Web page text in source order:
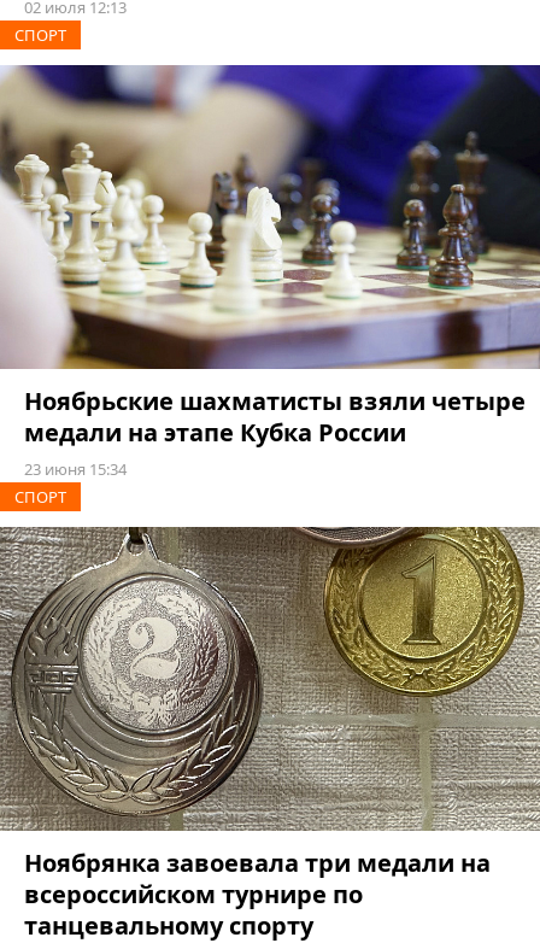
02 июля 12:13
СПОРТ
Ноябрьские шахматисты взяли четыре
медали на этапе Кубка России
23 июня 15:34
СПОРТ
Ноябрянка завоевала три медали на
всероссийском турнире по
танцевальному спорту